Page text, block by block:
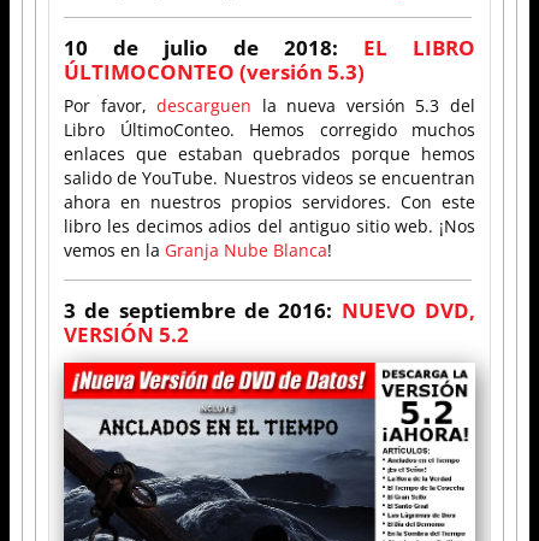
10 de julio de 2018: EL LIBRO
ÚLTIMOCONTEO (versión 5.3)
Por favor,descarguen la nueva versión 5.3 del
Libro ÚltimoConteo. Hemos corregido muchos
enlaces que estaban quebrados porque hemos
salido de YouTube. Nuestros videos se encuentran
ahora en nuestros propios servidores. Con este
libro les decimos adios del antiguo sitio web. ¡Nos
vemos en la Granja Nube Blanca!
3 de septiembre de 2016: NUEVO DVD,
VERSIÓN 5.2